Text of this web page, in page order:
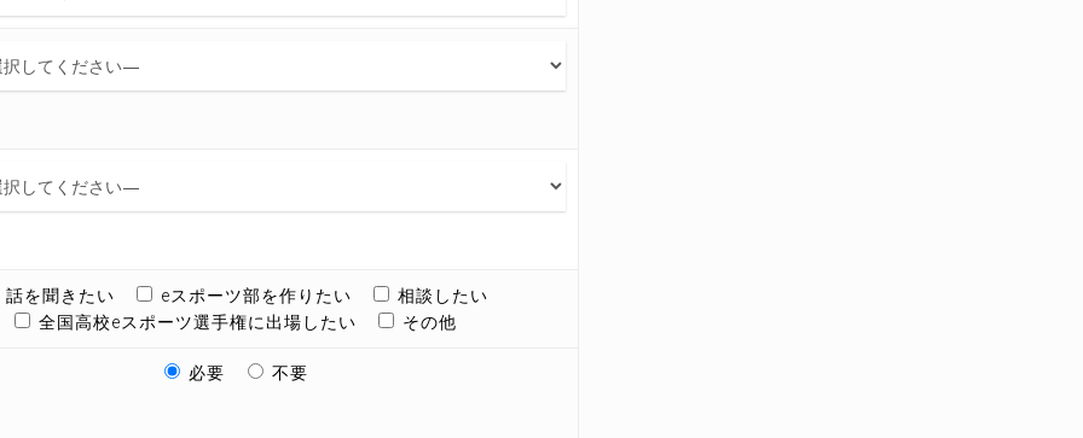
話を聞きたい eスポーツ部を作りたい
相談したい
全国高校eスポーツ選手権に出場したい
その他
必要 不要